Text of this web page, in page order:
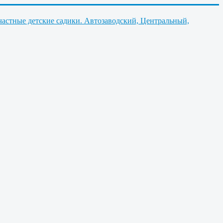
детские садики. Автозаводский, Центральный,